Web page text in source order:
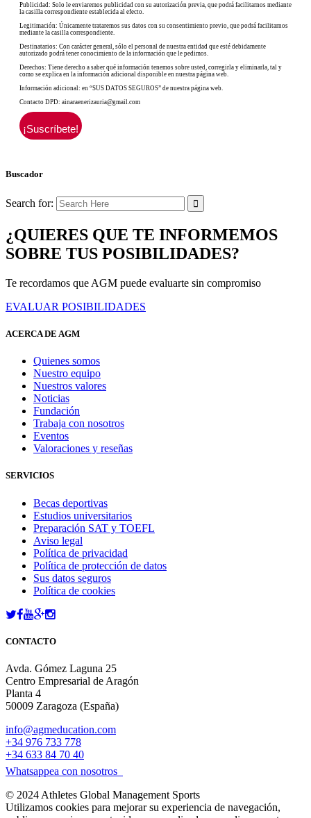
Publicidad: Solo le enviaremos publicidad con su autorización previa, que podrá facilitarnos mediante
la casilla correspondiente establecida al efecto.
Legitimación: Únicamente trataremos sus datos con su consentimiento previo, que podrá facilitarnos
mediante la casilla correspondiente.
Destinatarios: Con carácter general, sólo el personal de nuestra entidad que esté debidamente
autorizado podrá tener conocimiento de la información que le pedimos.
Derechos: Tiene derecho a saber qué información tenemos sobre usted, corregirla y eliminarla, tal y
como se explica en la información adicional disponible en nuestra página web.
Información adicional: en “SUS DATOS SEGUROS” de nuestra página web.
Contacto DPD: ainaraenerizauria@gmail.com
Buscador
Search for:
¿QUIERES QUE TE INFORMEMOS
SOBRE TUS POSIBILIDADES?
Te recordamos que AGM puede evaluarte sin compromiso
EVALUAR POSIBILIDADES
ACERCA DE AGM
Quienes somos
Nuestro equipo
Nuestros valores
Noticias
Fundación
Trabaja con nosotros
Eventos
Valoraciones y reseñas
SERVICIOS
Becas deportivas
Estudios universitarios
Preparación SAT y TOEFL
Aviso legal
Política de privacidad
Política de protección de datos
Sus datos seguros
Política de cookies
CONTACTO
Avda. Gómez Laguna 25
Centro Empresarial de Aragón
Planta 4
50009 Zaragoza (España)
info@agmeducation.com
+34 976 733 778
+34 633 84 70 40
Whatsappea con nosotros
© 2024 Athletes Global Management Sports
Utilizamos cookies para mejorar su experiencia de navegación,